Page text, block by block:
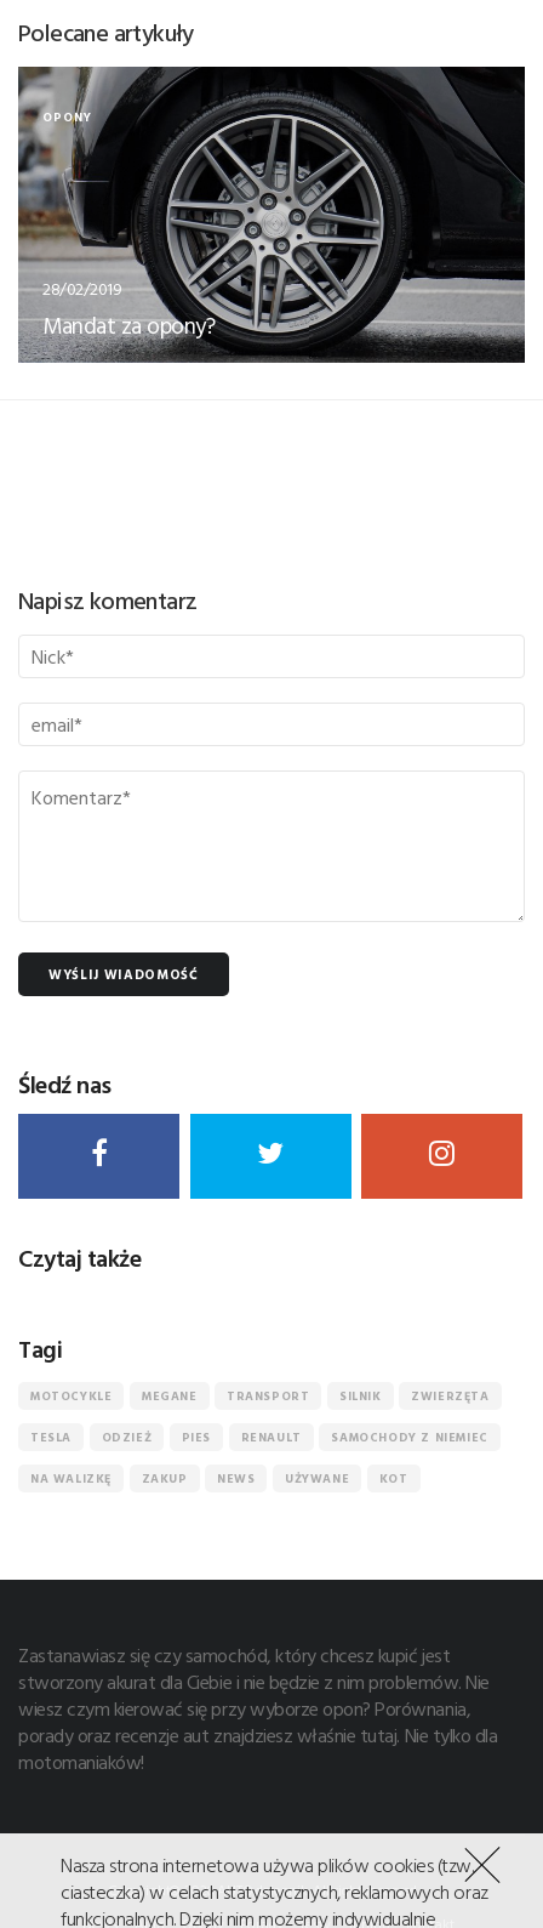
Polecane artykuły
OPONY
28/02/2019
Mandat za opony?
Napisz komentarz
WYŚLIJ WIADOMOŚĆ
Śledź nas
Czytaj także
Tagi
MOTOCYKLE MEGANE TRANSPORT SILNIK ZWIERZĘTA
TESLA ODZIEŻ PIES RENAULT SAMOCHODY Z NIEMIEC
NA WALIZKĘ ZAKUP NEWS UŻYWANE KOT
Zastanawiasz się czy samochód, który chcesz kupić jest
stworzony akurat dla Ciebie i nie będzie z nim problemów. Nie
wiesz czym kierować się przy wyborze opon? Porównania,
porady oraz recenzje aut znajdziesz właśnie tutaj. Nie tylko dla
motomaniaków!
Copyright© 2026 AUTO dziennik. All right reserved.
News
Auta Opony Porady Testy Tuning kontakt
Nasza strona internetowa używa plików cookies (tzw.
ciasteczka) w celach statystycznych, reklamowych oraz
funkcjonalnych. Dzięki nim możemy indywidualnie